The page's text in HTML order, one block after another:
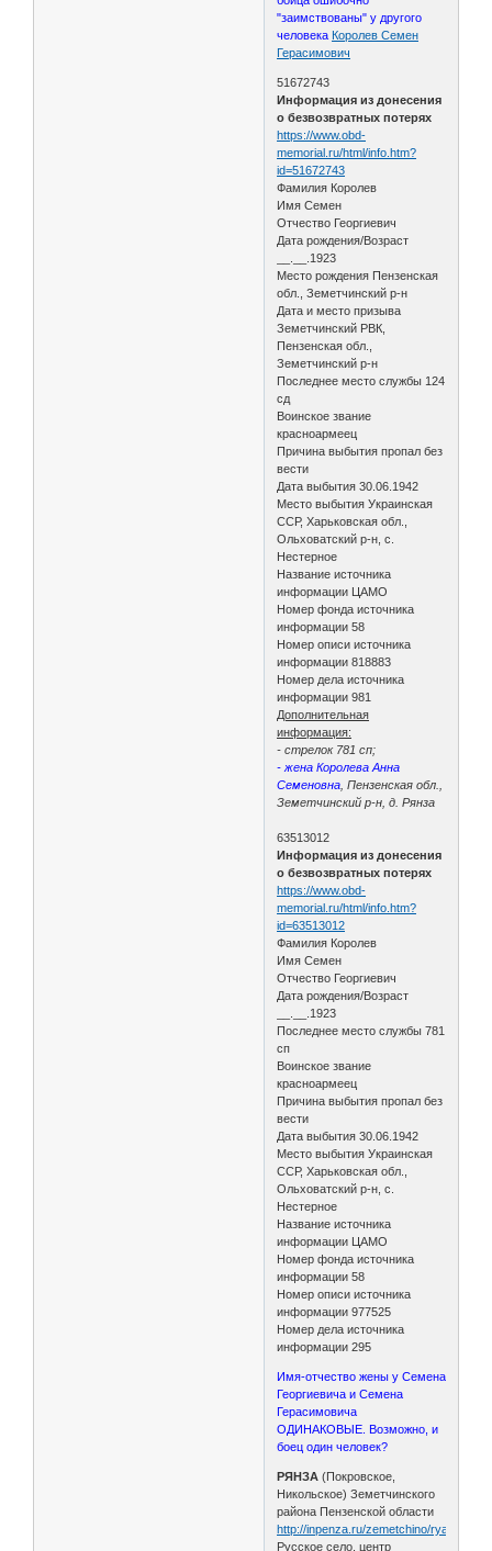
"заимствованы" у другого
человека Королев Семен
Герасимович
51672743
Информация из донесения
о безвозвратных потерях
https://www.obd-
memorial.ru/html/info.htm?
id=51672743
Фамилия Королев
Имя Семен
Отчество Георгиевич
Дата рождения/Возраст
__.__.1923
Место рождения Пензенская
обл., Земетчинский р-н
Дата и место призыва
Земетчинский РВК,
Пензенская обл.,
Земетчинский р-н
Последнее место службы 124
сд
Воинское звание
красноармеец
Причина выбытия пропал без
вести
Дата выбытия 30.06.1942
Место выбытия Украинская
ССР, Харьковская обл.,
Ольховатский р-н, с.
Нестерное
Название источника
информации ЦАМО
Номер фонда источника
информации 58
Номер описи источника
информации 818883
Номер дела источника
информации 981
Дополнительная
информация:
- стрелок 781 сп;
- жена Королева Анна
Семеновна , Пензенская обл.,
Земетчинский р-н, д. Рянза
63513012
Информация из донесения
о безвозвратных потерях
https://www.obd-
memorial.ru/html/info.htm?
id=63513012
Фамилия Королев
Имя Семен
Отчество Георгиевич
Дата рождения/Возраст
__.__.1923
Последнее место службы 781
сп
Воинское звание
красноармеец
Причина выбытия пропал без
вести
Дата выбытия 30.06.1942
Место выбытия Украинская
ССР, Харьковская обл.,
Ольховатский р-н, с.
Нестерное
Название источника
информации ЦАМО
Номер фонда источника
информации 58
Номер описи источника
информации 977525
Номер дела источника
информации 295
Имя-отчество жены у Семена
Георгиевича и Семена
Герасимовича
ОДИНАКОВЫЕ. Возможно, и
боец один человек?
РЯНЗА(Покровское,
Никольское) Земетчинского
района Пензенской области
http://inpenza.ru/zemetchino/ryanza.php
Русское село, центр